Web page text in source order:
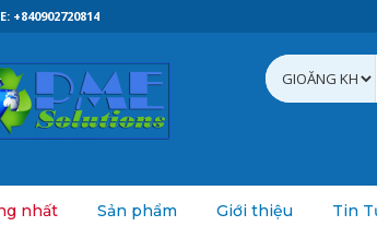
+840902720814
nhất Sản phẩm Giới thiệu Tin